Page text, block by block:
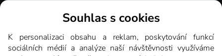
Videotéka
Souhlas s cookies
K personalizaci obsahu a reklam, poskytování funkcí
sociálních médií a analýze naší návštěvnosti využíváme